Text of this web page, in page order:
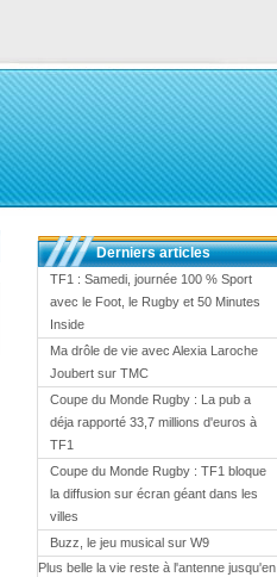
Derniers articles
TF1 : Samedi, journée 100 % Sport
avec le Foot, le Rugby et 50 Minutes
Inside
Ma drôle de vie avec Alexia Laroche
Joubert sur TMC
Coupe du Monde Rugby : La pub a
déja rapporté 33,7 millions d'euros à
TF1
Coupe du Monde Rugby : TF1 bloque
la diffusion sur écran géant dans les
villes
Buzz, le jeu musical sur W9
Plus belle la vie reste à l'antenne jusqu'en